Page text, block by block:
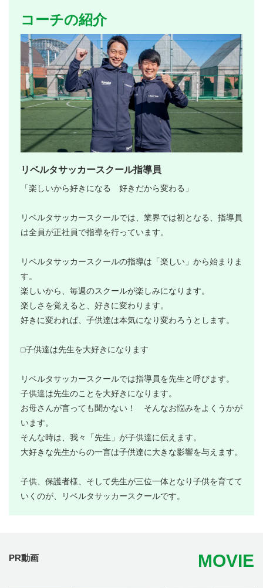
コーチの紹介
リベルタサッカースクール指導員
「楽しいから好きになる 好きだから変わる」
リベルタサッカースクールでは、業界では初となる、指導員
は全員が正社員で指導を行っています。
リベルタサッカースクールの指導は「楽しい」から始まりま
す。
楽しいから、毎週のスクールが楽しみになります。
楽しさを覚えると、好きに変わります。
好きに変われば、子供達は本気になり変わろうとします。
□子供達は先生を大好きになります
リベルタサッカースクールでは指導員を先生と呼びます。
子供達は先生のことを大好きになります。
お母さんが言っても聞かない！ そんなお悩みをよくうかが
います。
そんな時は、我々「先生」が子供達に伝えます。
大好きな先生からの一言は子供達に大きな影響を与えます。
子供、保護者様、そして先生が三位一体となり子供を育てて
いくのが、リベルタサッカースクールです。
PR動画 MOVIE